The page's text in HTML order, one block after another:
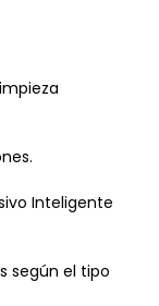
Inteligente
según el tipo